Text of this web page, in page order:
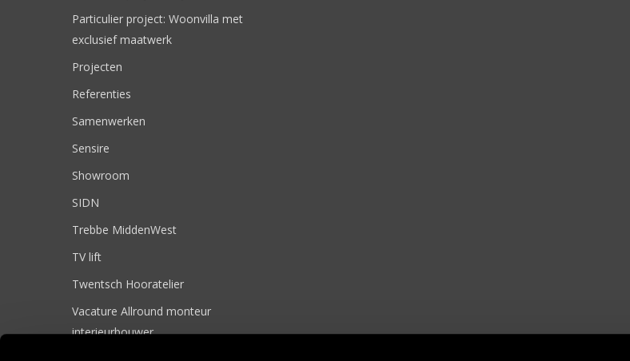
Particulier project: Woonvilla met
exclusief maatwerk
Projecten
Referenties
Samenwerken
Sensire
Showroom
SIDN
Trebbe MiddenWest
TV lift
Twentsch Hooratelier
Vacature Allround monteur
interieurbouwer